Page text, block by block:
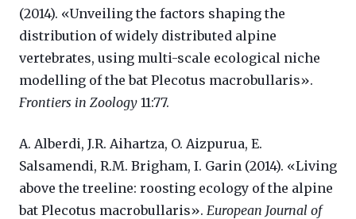
(2014). «Unveiling the factors shaping the
distribution of widely distributed alpine
vertebrates, using multi-scale ecological niche
modelling of the bat Plecotus macrobullaris».
Frontiers in Zoology 11:77.
A. Alberdi, J.R. Aihartza, O. Aizpurua, E.
Salsamendi, R.M. Brigham, I. Garin (2014). «Living
above the treeline: roosting ecology of the alpine
bat Plecotus macrobullaris». European Journal of